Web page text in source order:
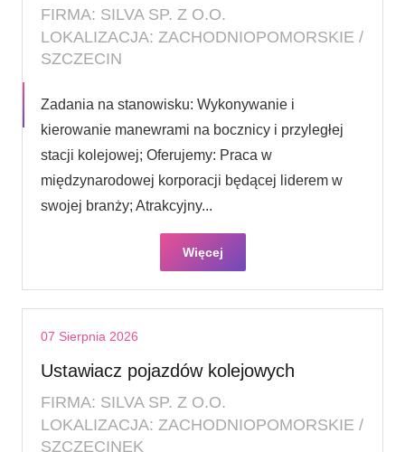
FIRMA: SILVA SP. Z O.O.
LOKALIZACJA: ZACHODNIOPOMORSKIE /
SZCZECIN
Zadania na stanowisku: Wykonywanie i
kierowanie manewrami na bocznicy i przyległej
stacji kolejowej; Oferujemy: Praca w
międzynarodowej korporacji będącej liderem w
swojej branży; Atrakcyjny...
Więcej
07 Sierpnia 2026
Ustawiacz pojazdów kolejowych
FIRMA: SILVA SP. Z O.O.
LOKALIZACJA: ZACHODNIOPOMORSKIE /
SZCZECINEK